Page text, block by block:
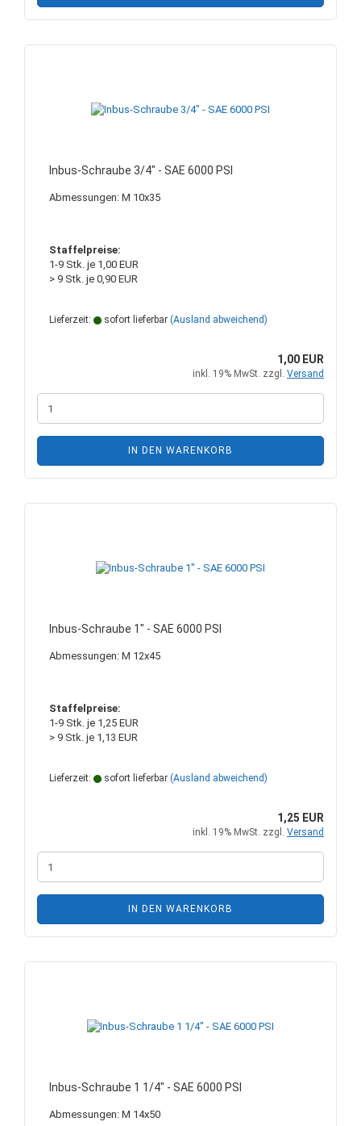
Inbus-Schraube 3/4" - SAE 6000 PSI
Abmessungen: M 10x35
Staffelpreise:
1-9 Stk. je 1,00 EUR
> 9 Stk. je 0,90 EUR
Lieferzeit: sofort lieferbar (Ausland abweichend)
1,00 EUR
inkl. 19% MwSt. zzgl. Versand
IN DEN WARENKORB
Inbus-Schraube 1" - SAE 6000 PSI
Abmessungen: M 12x45
Staffelpreise:
1-9 Stk. je 1,25 EUR
> 9 Stk. je 1,13 EUR
Lieferzeit: sofort lieferbar (Ausland abweichend)
1,25 EUR
inkl. 19% MwSt. zzgl. Versand
IN DEN WARENKORB
Inbus-Schraube 1 1/4" - SAE 6000 PSI
Abmessungen: M 14x50